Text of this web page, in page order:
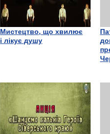
Мистецтво, що хвилює
і лікує душу